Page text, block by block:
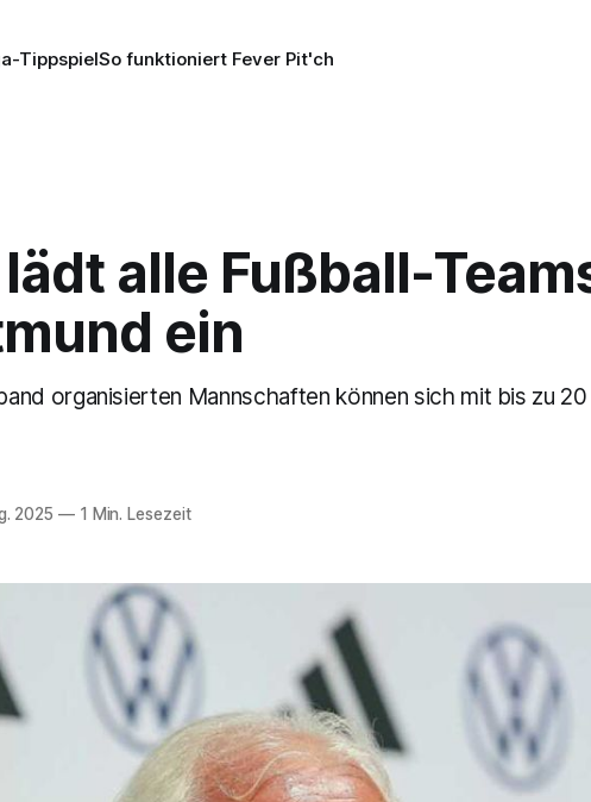
TippspielSo funktioniert Fever Pit'ch
lädt alle Fußball-
ein
organisierten Mannschaften können sich mit bis zu
2025 —1 Min. Lesezeit